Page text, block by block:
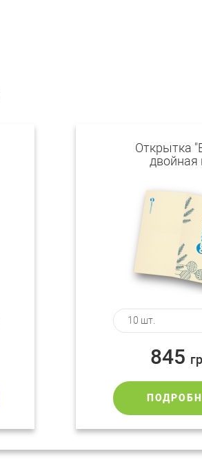
Открытка
двойная
845